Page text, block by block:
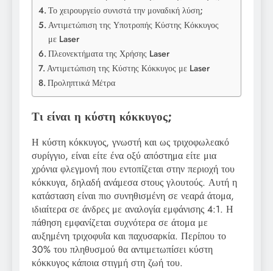
Το χειρουργείο συνιστά την μοναδική λύση;
Αντιμετώπιση της Υποτροπής Κύστης Κόκκυγος
με Laser
Πλεονεκτήματα της Χρήσης Laser
Αντιμετώπιση της Κύστης Κόκκυγος με Laser
Προληπτικά Μέτρα
Τι είναι η κύστη κόκκυγος;
Η κύστη κόκκυγος, γνωστή και ως τριχοφωλεακό
συρίγγιο, είναι είτε ένα οξύ απόστημα είτε μια
χρόνια φλεγμονή που εντοπίζεται στην περιοχή του
κόκκυγα, δηλαδή ανάμεσα στους γλουτούς. Αυτή η
κατάσταση είναι πιο συνηθισμένη σε νεαρά άτομα,
ιδιαίτερα σε άνδρες με αναλογία εμφάνισης 4:1. Η
πάθηση εμφανίζεται συχνότερα σε άτομα με
αυξημένη τριχοφυΐα και παχυσαρκία. Περίπου το
30% του πληθυσμού θα αντιμετωπίσει κύστη
κόκκυγος κάποια στιγμή στη ζωή του.